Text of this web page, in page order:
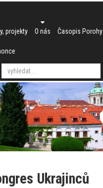
projekty O nás Časopis Porohy
Ukrajinců